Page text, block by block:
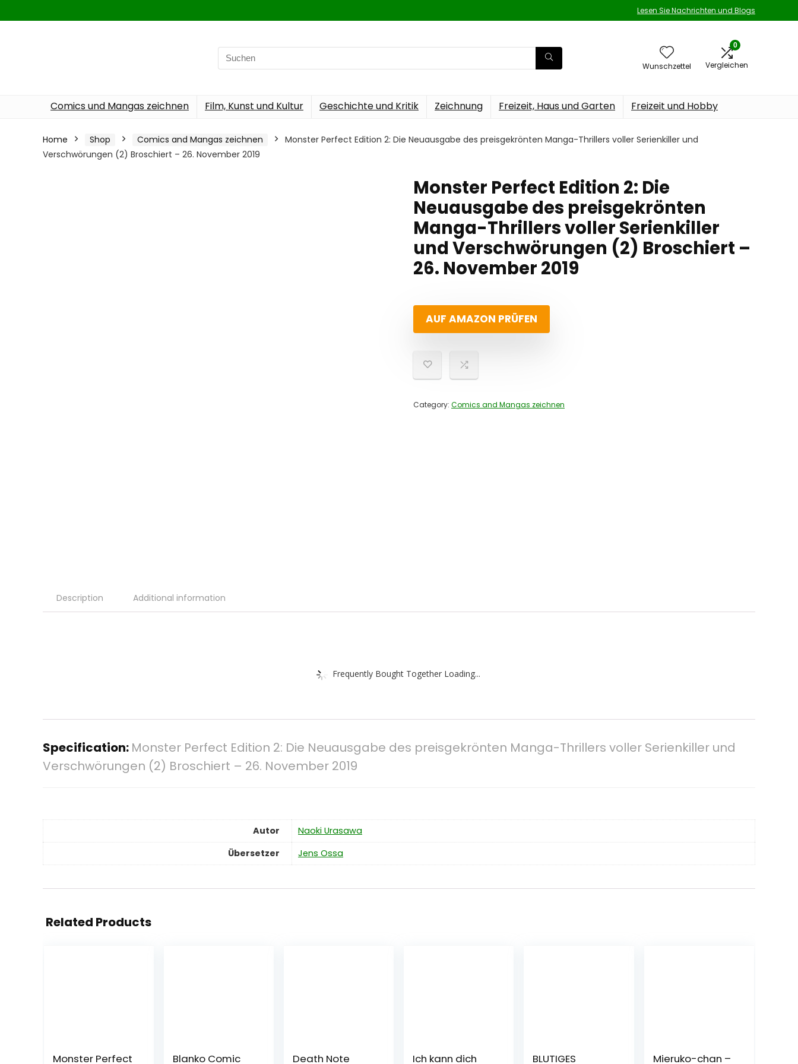
Lesen Sie Nachrichten und Blogs
Search
for:
Wunschzettel
0
Vergleichen
Comics und Mangas zeichnen Film, Kunst und Kultur Geschichte und Kritik Zeichnung Freizeit, Haus und Garten Freizeit und Hobby
Home Shop Comics and Mangas zeichnen
Monster Perfect Edition 2: Die Neuausgabe des preisgekrönten Manga-Thrillers voller Serienkiller und
Verschwörungen (2) Broschiert – 26. November 2019
Monster Perfect Edition 2: Die
Neuausgabe des preisgekrönten
Manga-Thrillers voller Serienkiller
und Verschwörungen (2) Broschiert –
26. November 2019
AUF AMAZON PRÜFEN
Category: Comics and Mangas zeichnen
Description Additional information
Frequently Bought Together Loading...
Specification: Monster Perfect Edition 2: Die Neuausgabe des preisgekrönten Manga-Thrillers voller Serienkiller und
Verschwörungen (2) Broschiert – 26. November 2019
Autor
Naoki Urasawa
Übersetzer
Jens Ossa
Related Products
Monster Perfect
Blanko Comic
Death Note
Ich kann dich
BLUTIGES
Mieruko-chan –